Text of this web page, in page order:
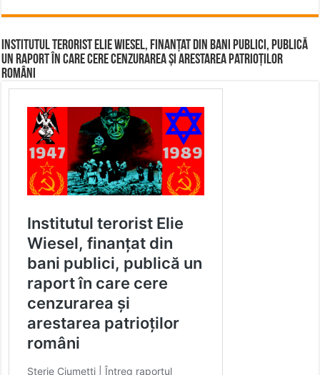
Institutul terorist Elie Wiesel, finanțat din bani publici, publică
un raport în care cere cenzurarea și arestarea patrioților
români